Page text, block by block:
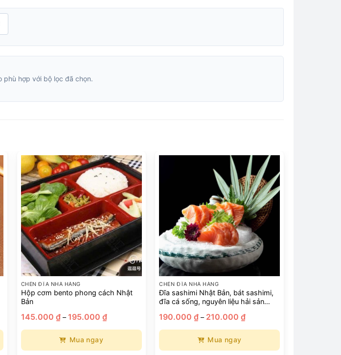
phù hợp với bộ lọc đã chọn.
CHÉN ĐĨA NHÀ HÀNG
Hộp cơm bento phong cách Nhật
Bản
145.000 ₫ – 195.000 ₫Khoảng
giá:
195.000 ₫
Mua ngay
CHÉN ĐĨA NHÀ HÀNG
Đĩa sashimi Nhật Bản, bát sashimi,
đĩa cá sống, nguyên liệu hải sản
gốm hải sản sáng tạo
190.000₫ – 210.000₫Khoảng
190.000 ₫
210.000 ₫
Mua ngay